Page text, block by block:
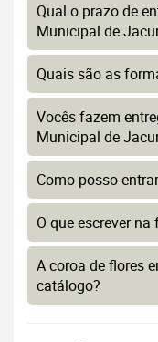
Qual o prazo de
Municipal de
Quais são as
Vocês fazem
Municipal de
Como posso
O que escrever na
A coroa de flores
catálogo?